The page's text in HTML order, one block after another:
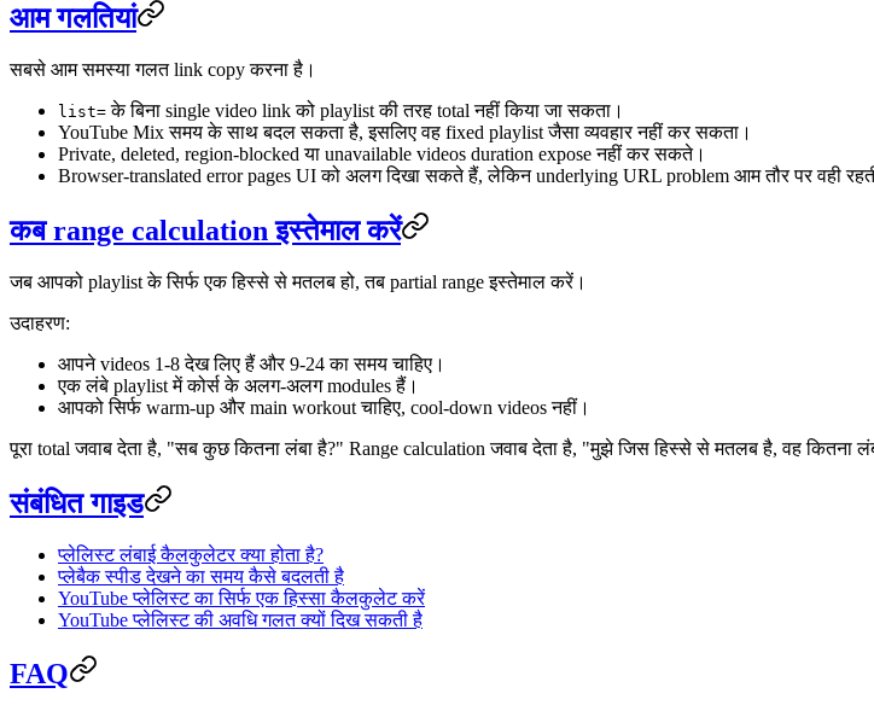
आम गलतियां
सबसे आम समस्या गलत link copy करना है।
list= के बिना single video link को playlist की तरह total नहीं किया जा सकता।
YouTube Mix समय के साथ बदल सकता है, इसलिए वह fixed playlist जैसा व्यवहार नहीं कर सकता।
Private, deleted, region-blocked या unavailable videos duration expose नहीं कर सकते।
Browser-translated error pages UI को अलग दिखा सकते हैं, लेकिन underlying URL problem आम तौर पर वही
कब range calculation इस्तेमाल करें
जब आपको playlist के सिर्फ एक हिस्से से मतलब हो, तब partial range इस्तेमाल करें।
उदाहरण:
आपने videos 1-8 देख लिए हैं और 9-24 का समय चाहिए।
एक लंबे playlist में कोर्स के अलग-अलग modules हैं।
आपको सिर्फ warm-up और main workout चाहिए, cool-down videos नहीं।
पूरा total जवाब देता है, "सब कुछ कितना लंबा है?" Range calculation जवाब देता है, "मुझे जिस हिस्से से मतलब है, वह कितना
संबंधित गाइड
प्लेलिस्ट लंबाई कैलकुलेटर क्या होता है?
प्लेबैक स्पीड देखने का समय कैसे बदलती है
YouTube प्लेलिस्ट का सिर्फ एक हिस्सा कैलकुलेट करें
YouTube प्लेलिस्ट की अवधि गलत क्यों दिख सकती है
FAQ